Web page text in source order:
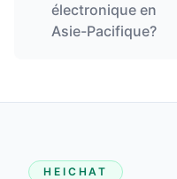
électronique en
Asie-Pacifique?
HEICHAT